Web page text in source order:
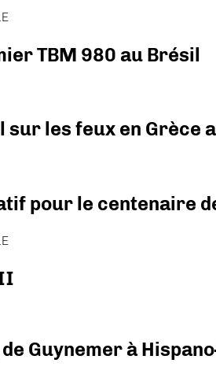
TBM 980 au Brésil
sur les feux en Grèce
pour le centenaire
Guynemer à